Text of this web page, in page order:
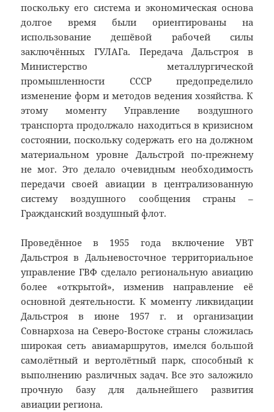
поскольку его система и экономическая основа
долгое время были ориентированы на
использование дешёвой рабочей силы
заключённых ГУЛАГа. Передача Дальстроя в
Министерство металлургической
промышленности СССР предопределило
изменение форм и методов ведения хозяйства. К
этому моменту Управление воздушного
транспорта продолжало находиться в кризисном
состоянии, поскольку содержать его на должном
материальном уровне Дальстрой по-прежнему
не мог. Это делало очевидным необходимость
передачи своей авиации в централизованную
систему воздушного сообщения страны –
Гражданский воздушный флот.
Проведённое в 1955 года включение УВТ
Дальстроя в Дальневосточное территориальное
управление ГВФ сделало региональную авиацию
более «открытой», изменив направление её
основной деятельности. К моменту ликвидации
Дальстроя в июне 1957 г. и организации
Совнархоза на Северо-Востоке страны сложилась
широкая сеть авиамаршрутов, имелся большой
самолётный и вертолётный парк, способный к
выполнению различных задач. Все это заложило
прочную базу для дальнейшего развития
авиации региона.